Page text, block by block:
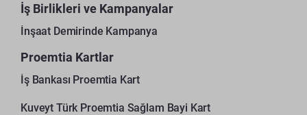
İş Birlikleri ve Kampanyalar
İnşaat Demirinde Kampanya
Proemtia Kartlar
İş Bankası Proemtia Kart
Kuveyt Türk Proemtia Sağlam Bayi Kart